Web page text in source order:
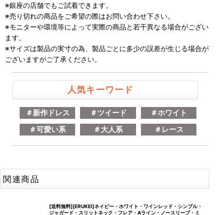
※銀座の店舗でもご試着できます。
※売り切れの商品をご希望の際はお問い合わせ下さい。
※モニターや環境等によって実際の商品と若干異なる場合がござい
ます。
※サイズは製品の実寸の為、製品ごとに多少の誤差が生じる場合が
ございますがご了承ください。
人気キーワード
＃新作ドレス ＃ツイード
＃ホワイト
＃可愛い系
＃大人系 ＃レース
関連商品
[送料無料][ERUKEI]ネイビー・ホワイト・ワインレッド・シンプル・
ジャガード・スリットネック・フレア・Aライン・ノースリーブ・ミ